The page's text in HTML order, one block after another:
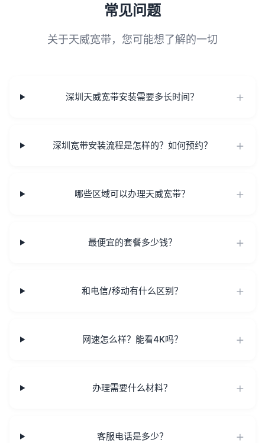
常见问题
关于天威宽带，您可能想了解的一切
深圳天威宽带安装需要多长时间？
深圳宽带安装流程是怎样的？如何预约？
哪些区域可以办理天威宽带？
最便宜的套餐多少钱？
和电信/移动有什么区别？
网速怎么样？能看4K吗？
办理需要什么材料？
客服电话是多少？